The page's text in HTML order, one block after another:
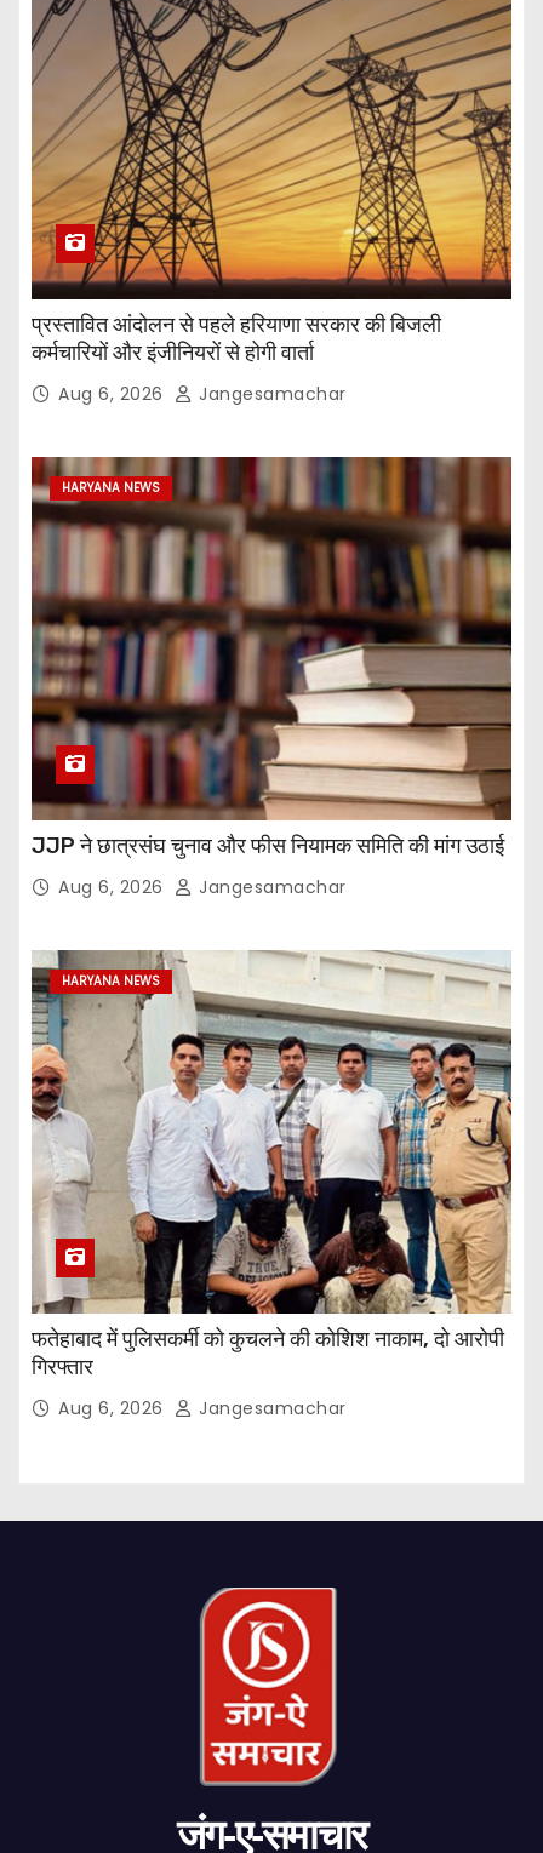
प्रस्तावित आंदोलन से पहले हरियाणा सरकार की बिजली
कर्मचारियों और इंजीनियरों से होगी वार्ता
Aug 6, 2026 Jangesamachar
HARYANA NEWS
JJP ने छात्रसंघ चुनाव और फीस नियामक समिति की मांग उठाई
Aug 6, 2026 Jangesamachar
HARYANA NEWS
फतेहाबाद में पुलिसकर्मी को कुचलने की कोशिश नाकाम, दो आरोपी
गिरफ्तार
Aug 6, 2026 Jangesamachar
जंग-ए-समाचार